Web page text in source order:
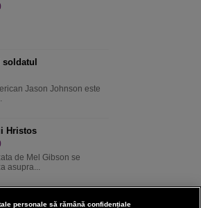
Jason Johnson este
Hristos
de Mel Gibson se
asupra...
personale să rămână confidențiale